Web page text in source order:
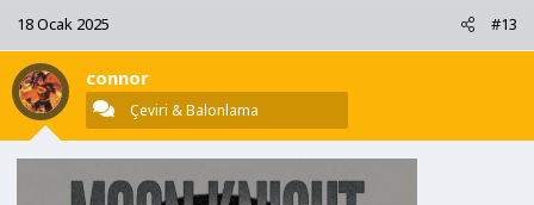
i
l
e
r
18 Ocak 2025 #13
connor
Çeviri & Balonlama